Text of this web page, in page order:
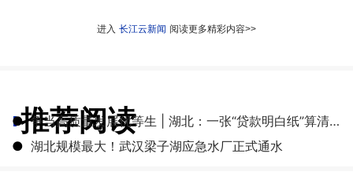
进入 长江云新闻 阅读更多精彩内容>>
推荐阅读
●
争当高质量发展优等生 | 湖北：一张“贷款明白纸”算清融资成本账
● 湖北规模最大！武汉梁子湖应急水厂正式通水